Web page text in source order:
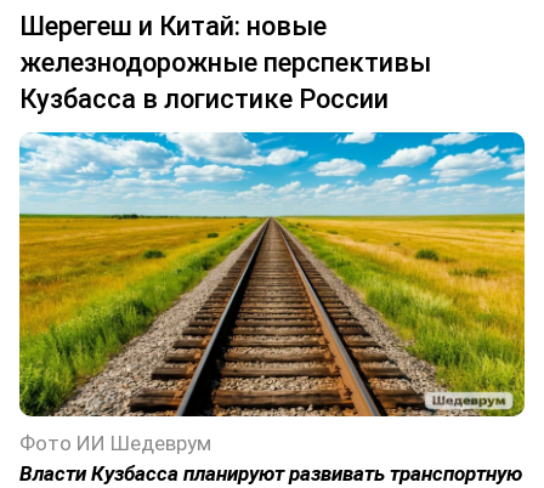
Шерегеш и Китай: новые
железнодорожные перспективы
Кузбасса в логистике России
Фото ИИ Шедеврум
Власти Кузбасса планируют развивать транспортную